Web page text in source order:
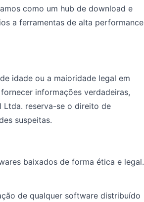
como um hub de download e
a ferramentas de alta performance
idade ou a maioridade legal em
informações verdadeiras,
Ltda. reserva-se o direito de
suspeitas.
baixados de forma ética e legal.
de qualquer software distribuído